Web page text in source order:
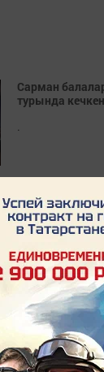
Сарман
турында
.